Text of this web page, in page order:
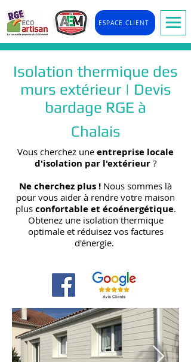
ESPACE CLIENT
Isolation thermique des
murs extérieur | Devis
bardage RGE à
Chalais
Vous cherchez une entreprise locale
d'isolation par l'extérieur ?
Ne cherchez plus ! Nous sommes là
pour vous aider à rendre votre maison
plus confortable et écoénergétique.
Obtenez une isolation thermique
optimale et réduisez vos factures
d'énergie.